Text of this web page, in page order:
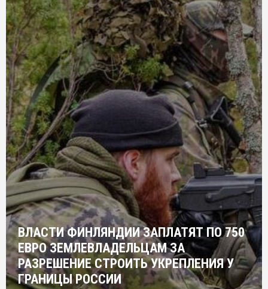
ВЛАСТИ ФИНЛЯНДИИ ЗАПЛАТЯТ ПО 750
ЕВРО ЗЕМЛЕВЛАДЕЛЬЦАМ ЗА
РАЗРЕШЕНИЕ СТРОИТЬ УКРЕПЛЕНИЯ У
ГРАНИЦЫ РОССИИ